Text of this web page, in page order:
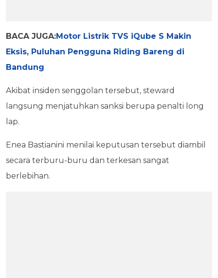
BACA JUGA:Motor Listrik TVS iQube S Makin
Eksis, Puluhan Pengguna Riding Bareng di
Bandung
Akibat insiden senggolan tersebut, steward
langsung menjatuhkan sanksi berupa penalti long
lap.
Enea Bastianini menilai keputusan tersebut diambil
secara terburu-buru dan terkesan sangat
berlebihan.